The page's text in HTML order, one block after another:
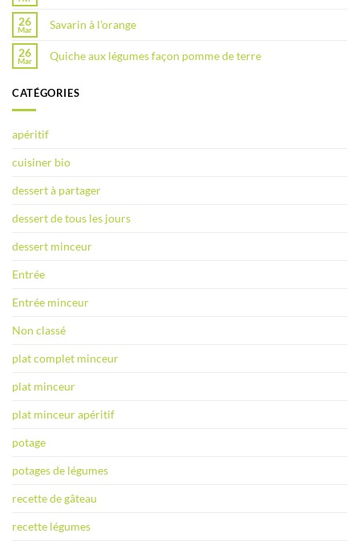
26
Mar Savarin à l’orange
26
Mar Quiche aux légumes façon pomme de terre
CATÉGORIES
apéritif
cuisiner bio
dessert à partager
dessert de tous les jours
dessert minceur
Entrée
Entrée minceur
Non classé
plat complet minceur
plat minceur
plat minceur apéritif
potage
potages de légumes
recette de gâteau
recette légumes